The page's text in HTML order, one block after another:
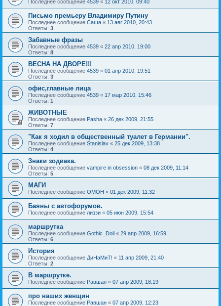
Последнее сообщение 4539 « 12 окт 2010, 09:40
Письмо премьеру Владимиру Путину
Последнее сообщение Саша « 13 авг 2010, 20:43
Ответы: 3
Забавные фразы
Последнее сообщение 4539 « 22 апр 2010, 19:00
Ответы: 8
ВЕСНА НА ДВОРЕ!!!
Последнее сообщение 4539 « 01 апр 2010, 19:51
Ответы: 3
офис,главные лица
Последнее сообщение 4539 « 17 мар 2010, 15:46
Ответы: 1
ЖИВОТНЫЕ
Последнее сообщение Pasha « 26 дек 2009, 21:55
Ответы: 7
"Как я ходил в общественный туалет в Германии".
Последнее сообщение Stanislav « 25 дек 2009, 13:38
Ответы: 4
Знаки зодиака.
Последнее сообщение vampire in obsession « 08 дек 2009, 11:14
Ответы: 5
МАГИ
Последнее сообщение OMOH « 01 дек 2009, 11:32
Баяны с автофорумов.
Последнее сообщение лиззи « 05 июн 2009, 15:54
маршрутка
Последнее сообщение Gothic_Doll « 29 апр 2009, 16:59
Ответы: 6
История
Последнее сообщение ДиНаМиТ! « 11 апр 2009, 21:40
Ответы: 2
В маршрутке.
Последнее сообщение Равшан « 07 апр 2009, 18:19
про наших женщин
Последнее сообщение Равшан « 07 апр 2009, 12:23